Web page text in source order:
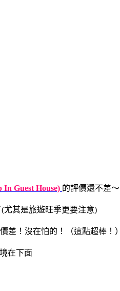
In Guest House) 的評價還不差～
尤其是旅遊旺季更要注意)
差！沒在怕的！（這點超棒！）
在下面